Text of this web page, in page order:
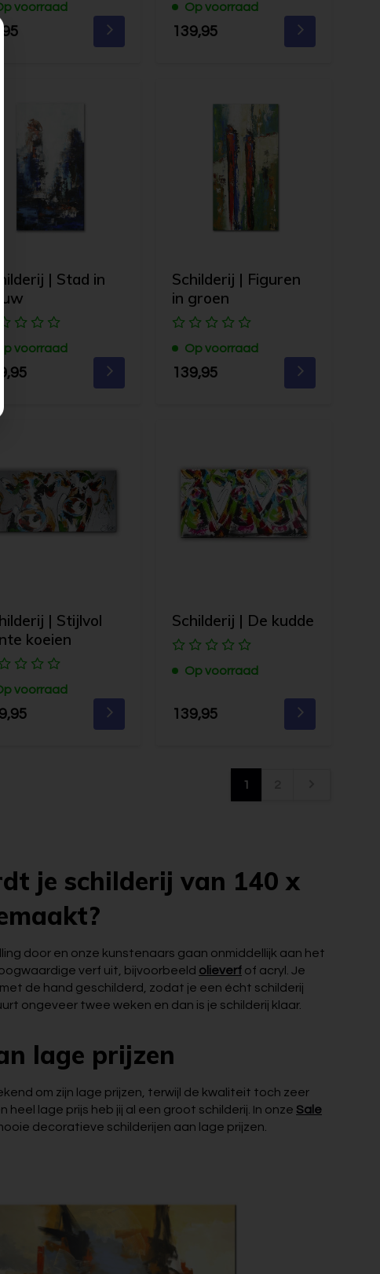
voorraad Op voorraad
139,95
| Stad in
Op voorraad
Schilderij | Figuren
in groen
Op voorraad
139,95
| Stijlvol
koeien
voorraad
Schilderij | De kudde
Op voorraad
139,95
1
je schilderij van 140 x
door en onze kunstenaars gaan onmiddellijk aan het
verf uit, bijvoorbeeld olieverf of acryl. Je
de hand geschilderd, zodat je een écht schilderij
ongeveer twee weken en dan is je schilderij klaar.
lage prijzen
om zijn lage prijzen, terwijl de kwaliteit toch zeer
heel lage prijs heb jij al een groot schilderij. In onze Sale
decoratieve schilderijen aan lage prijzen.